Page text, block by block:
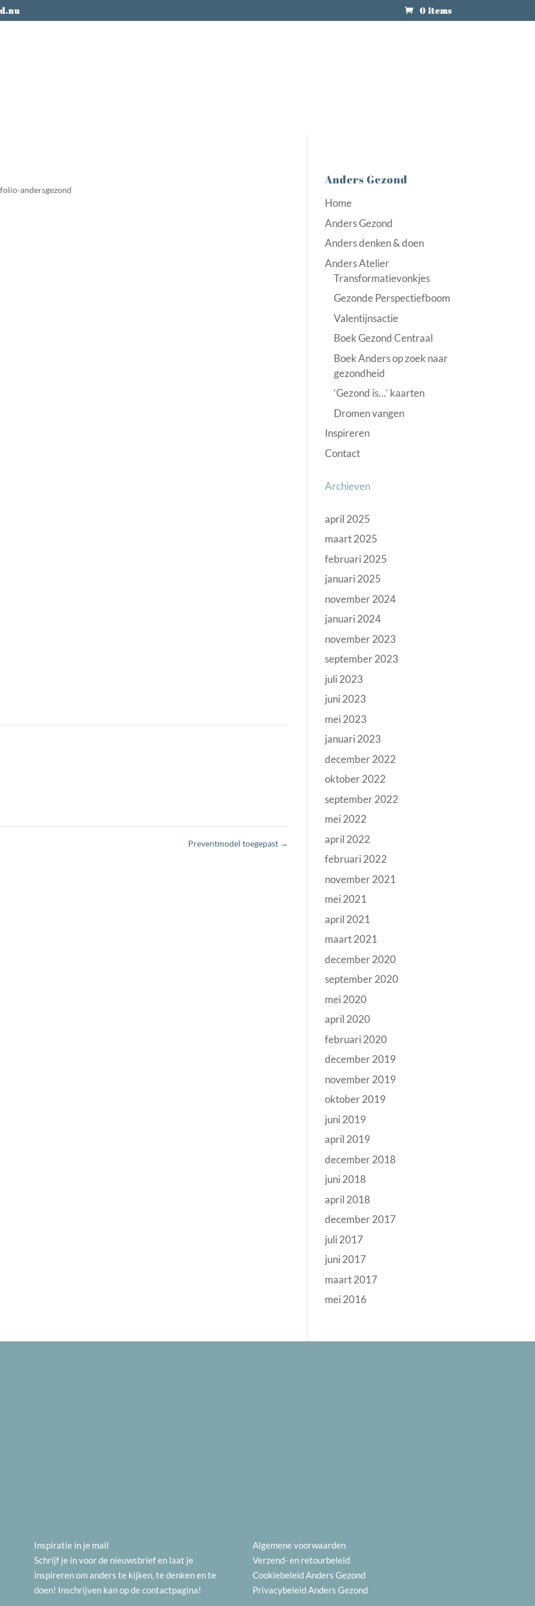
0 items
andersgezond
Preventmodel toegepast →
Anders Gezond
Home
Anders Gezond
Anders denken & doen
Anders Atelier
Transformatievonkjes
Gezonde Perspectiefboom
Valentijnsactie
Boek Gezond Centraal
Boek Anders op zoek naar
gezondheid
‘Gezond is…’ kaarten
Dromen vangen
Inspireren
Contact
Archieven
april 2025
maart 2025
februari 2025
januari 2025
november 2024
januari 2024
november 2023
september 2023
juli 2023
juni 2023
mei 2023
januari 2023
december 2022
oktober 2022
september 2022
mei 2022
april 2022
februari 2022
november 2021
mei 2021
april 2021
maart 2021
december 2020
september 2020
mei 2020
april 2020
februari 2020
december 2019
november 2019
oktober 2019
juni 2019
april 2019
december 2018
juni 2018
april 2018
december 2017
juli 2017
juni 2017
maart 2017
mei 2016
Inspiratie in je mail
Schrijf je in voor de nieuwsbrief en laat je
inspireren om anders te kijken, te denken en te
doen! Inschrijven kan op decontactpagina!
Algemene voorwaarden
Verzend- en retourbeleid
CookiebeleidAnders Gezond
PrivacybeleidAnders Gezond